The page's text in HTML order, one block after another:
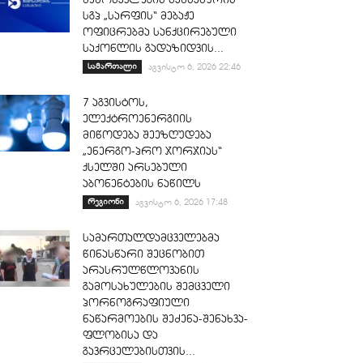
სგპ „სარფის“ მებაჟე
ოფიცრებმა სანქცირებული
საქონლის გადაზიდვის...
სამართალი აგვისტო 6, 2026 22:46
7 აგვისტოს,
ელექტროენერგიის
მიწოდება შეეზღუდება
„ენერგო-პრო ჯორჯიას“
ქსელში არსებული
აბონენტების ნაწილს
რეგიონი აგვისტო 6, 2026 17:48
სამართალდამცველებმა
წინასწარი შეცნობით
არასრულწლოვანის
გამოსახულების შემცველი
პორნოგრაფიული
ნაწარმოების შეძენა-შენახვა-
ფლობისა და
გავრცელებისთვის...